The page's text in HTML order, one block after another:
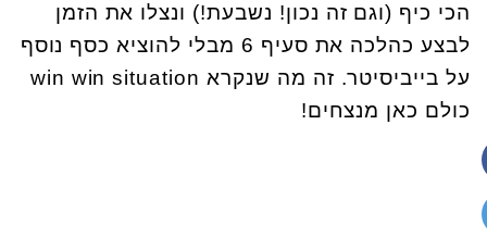
הכי כיף (וגם זה נכון! נשבעת!) ונצלו את הזמן
לבצע כהלכה את סעיף 6 מבלי להוציא כסף נוסף
על בייביסיטר. זה מה שנקרא win win situation
כולם כאן מנצחים!